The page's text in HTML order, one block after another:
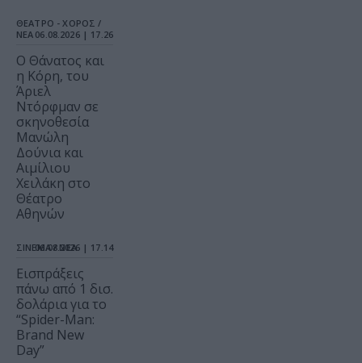
ΘΕΑΤΡΟ - ΧΟΡΟΣ /
ΝΕΑ 06.08.2026 | 17.26
Ο Θάνατος και
η Κόρη, του
Άριελ
Ντόρφμαν σε
σκηνοθεσία
Μανώλη
Δούνια και
Αιμίλιου
Χειλάκη στο
Θέατρο
Αθηνών
ΣΙΝΕΜΑ / ΝΕΑ
06.08.2026 | 17.14
Εισπράξεις
πάνω από 1 δισ.
δολάρια για το
“Spider-Man:
Brand New
Day”